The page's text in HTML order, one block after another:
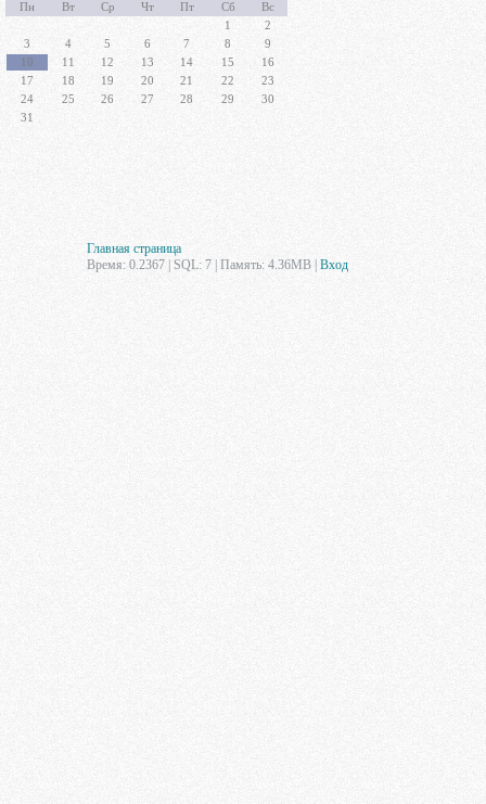
Пн Вт Ср Чт Пт Сб
Вс
1
2
3
4 5 6 7 8
9
10
11 12 13 14 15
16
17
18 19 20 21 22
23
24
25 26 27 28 29
30
31
Главная страница
Время: 0.2367 | SQL: 7 | Память: 4.36MB Вход